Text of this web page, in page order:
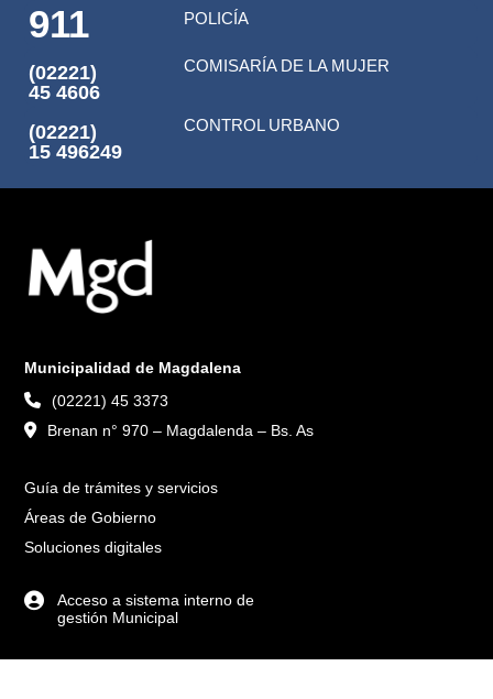
911 POLICÍA
(02221)
45 4606
COMISARÍA DE LA MUJER
(02221)
15 496249
CONTROL URBANO
Municipalidad de Magdalena
(02221) 45 3373
Brenan n° 970 – Magdalenda – Bs. As
Guía de trámites y servicios
Áreas de Gobierno
Soluciones digitales
Acceso a sistema interno de
gestión Municipal